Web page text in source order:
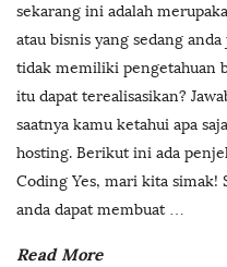
sekarang ini adalah
atau bisnis yang sedang
tidak memiliki pengetahuan
itu dapat terealisasikan?
saatnya kamu ketahui apa
hosting. Berikut ini ada
Coding Yes, mari kita simak!
anda dapat membuat…
Read More